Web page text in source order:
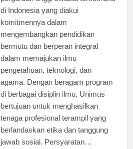
perguruan tinggi swasta terkemuka
di Indonesia yang diakui
komitmennya dalam
mengembangkan pendidikan
bermutu dan berperan integral
dalam memajukan ilmu
pengetahuan, teknologi, dan
agama. Dengan beragam program
di berbagai disiplin ilmu, Unimus
bertujuan untuk menghasilkan
tenaga profesional terampil yang
berlandaskan etika dan tanggung